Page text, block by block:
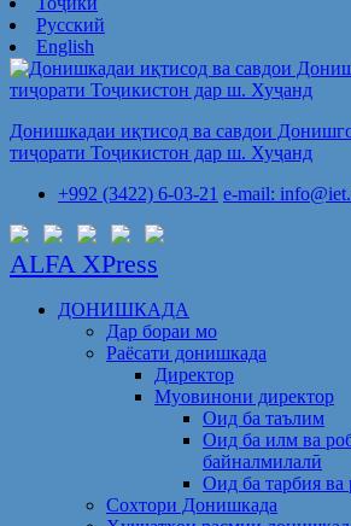
Русский
English
Донишкадаи иқтисод ва савдои
тиҷорати Тоҷикистон дар ш. Хуҷанд
+992 (3422) 6-03-21 e-mail:
ALFA XPress
ДОНИШКАДА
Дар бораи мо
Раёсати донишкада
Директор
Муовинони директор
Оид ба таълим
Оид ба илм ва
байналмилалӣ
Оид ба тарбия
Сохтори Донишкада